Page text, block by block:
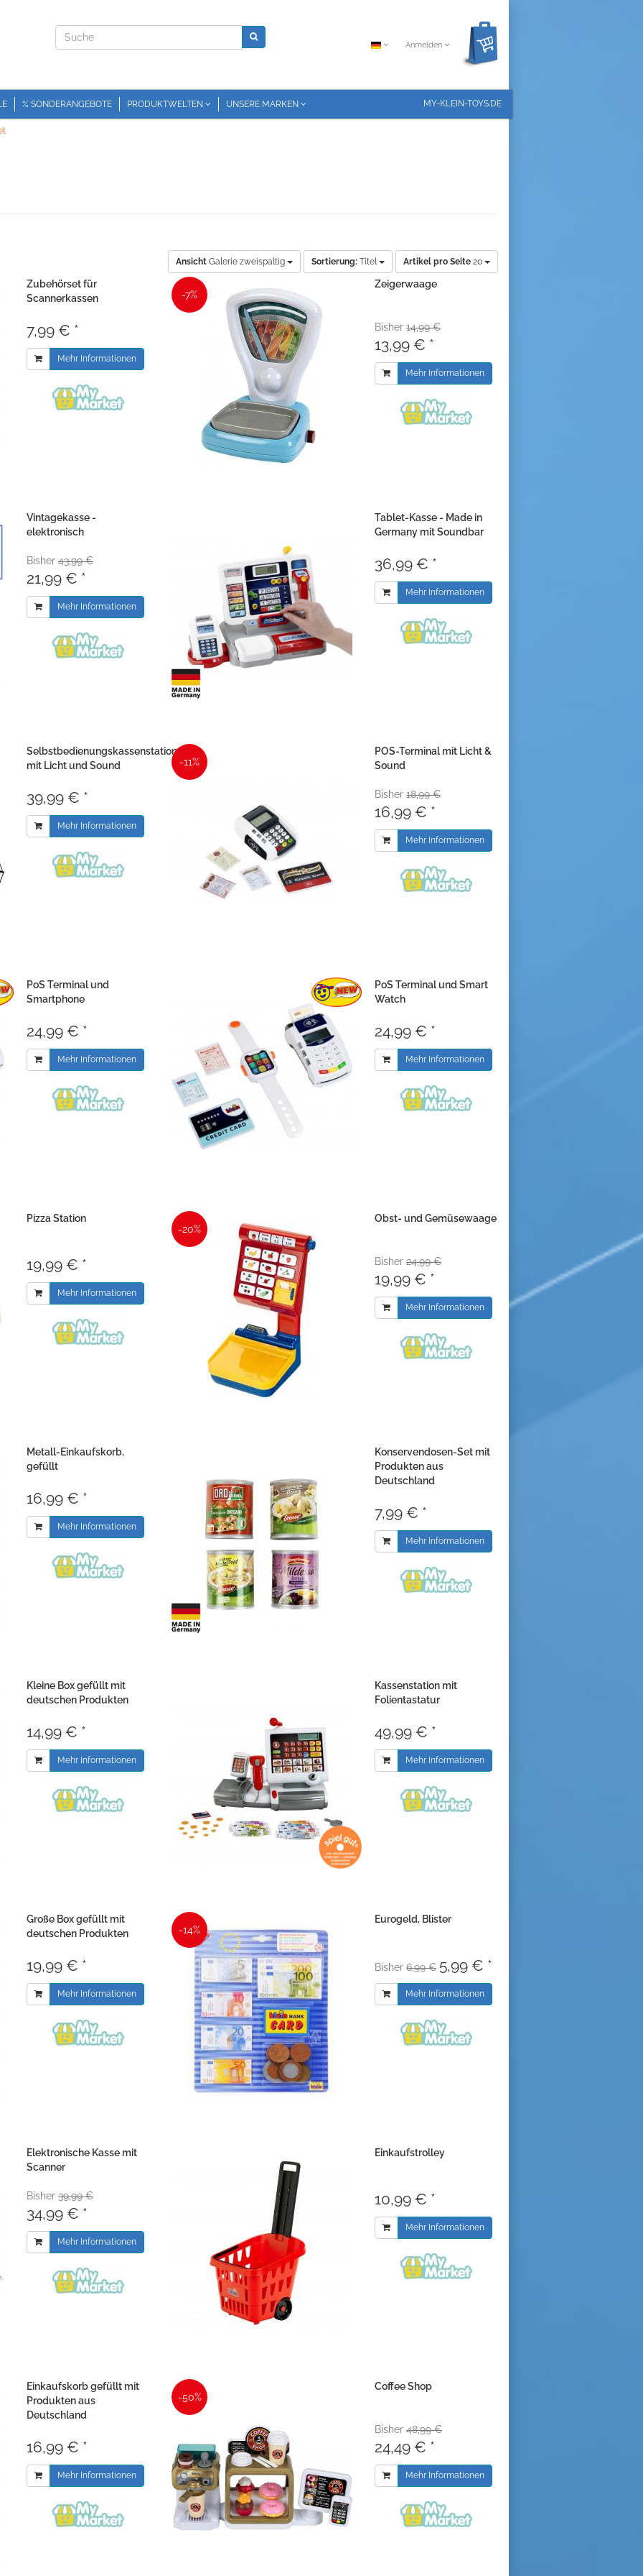
Anmelden
% SONDERANGEBOTE PRODUKTWELTEN UNSERE MARKEN MY-KLEIN-TOYS.DE
Ansicht Galerie zweispaltig Sortierung: Titel Artikel pro Seite 20
Zubehörset für
Scannerkassen
7,99 € *
Mehr Informationen
Zeigerwaage
Bisher 14,99 €
13,99 € *
Mehr Informationen
-7%
Vintagekasse -
elektronisch
Bisher 43,99 €
21,99 € *
Mehr Informationen
Tablet-Kasse - Made in
Germany mit Soundbar
36,99 € *
Mehr Informationen
Selbstbedienungskassenstation,
mit Licht und Sound
39,99 € *
Mehr Informationen
POS-Terminal mit Licht &
Sound
Bisher 18,99 €
16,99 € *
Mehr Informationen
-11%
PoS Terminal und
Smartphone
24,99 € *
Mehr Informationen
PoS Terminal und Smart
Watch
24,99 € *
Mehr Informationen
Pizza Station
19,99 € *
Mehr Informationen
Obst- und Gemüsewaage
Bisher 24,99 €
19,99 € *
Mehr Informationen
-20%
Metall-Einkaufskorb,
gefüllt
16,99 € *
Mehr Informationen
Konservendosen-Set mit
Produkten aus
Deutschland
7,99 € *
Mehr Informationen
Kleine Box gefüllt mit
deutschen Produkten
14,99 € *
Mehr Informationen
Kassenstation mit
Folientastatur
49,99 € *
Mehr Informationen
Große Box gefüllt mit
deutschen Produkten
19,99 € *
Mehr Informationen
Eurogeld, Blister
Bisher 6,99 € 5,99 € *
Mehr Informationen
-14%
Elektronische Kasse mit
Scanner
Bisher 39,99 €
34,99 € *
Mehr Informationen
Einkaufstrolley
10,99 € *
Mehr Informationen
Einkaufskorb gefüllt mit
Produkten aus
Deutschland
16,99 € *
Mehr Informationen
Coffee Shop
Bisher 48,99 €
24,49 € *
Mehr Informationen
-50%